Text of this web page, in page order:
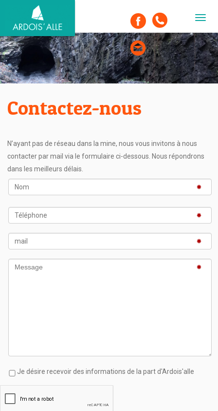
Contactez-nous
N’ayant pas de réseau dans la mine, nous vous invitons à nous
contacter par mail via le formulaire ci-dessous. Nous répondrons
dans les meilleurs délais.
Je désire recevoir des informations de la part d'Ardois'alle